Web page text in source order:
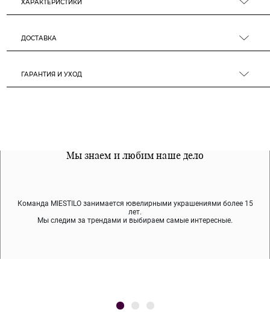
ХАРАКТЕРИСТИКИ
ДОСТАВКА
ГАРАНТИЯ И УХОД
Мы знаем и любим наше дело
Команда MIESTILO занимается ювелирными украшениями более 15
лет.
Мы следим за трендами и выбираем самые интересные.
Все наши материалы гипоалергенны
Мы используем покрытие (родий, ювелирный сплав), которое не
содержит никеля и свинца — это исключает аллергию.
Примерка перед покупкой
Во время доставки спокойно примеряйте украшения, выбирайте те,
что вам нравятся, остальные заберёт курьер.